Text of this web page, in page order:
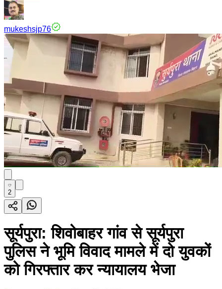
mukeshsjp76
2
सूर्यपुरा: शिवोबाहर गांव से सूर्यपुरा
पुलिस ने भूमि विवाद मामले में दो युवकों
को गिरफ्तार कर न्यायालय भेजा